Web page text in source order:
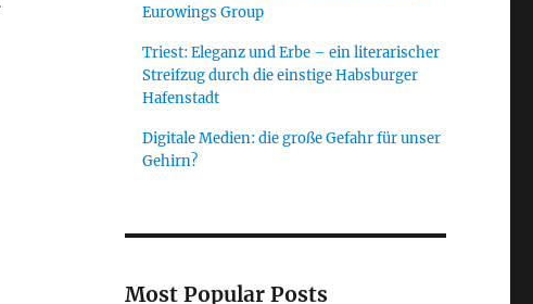
begrenzen“
Eurowings Group
Triest: Eleganz und Erbe – ein literarischer
Streifzug durch die einstige Habsburger
Hafenstadt
Digitale Medien: die große Gefahr für unser
Gehirn?
Most Popular Posts